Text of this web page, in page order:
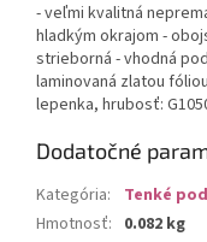
- veľmi kvalitná
hladkým okrajom -
strieborná - vhodná
laminovaná zlatou
lepenka, hrubosť:
Dodatočné
Kategória:
Tenké
Hmotnosť: 0.082 kg